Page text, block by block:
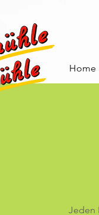
Home
Jeden